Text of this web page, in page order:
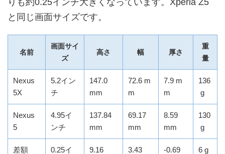
と同じ画面サイズです。
名前
画面サイ
ズ
高さ 幅 厚さ
重
量
Nexus
5X
5.2イン
チ
147.0
mm
72.6 m
m
7.9 m
m
136
g
Nexus
5
4.95イ
ンチ
137.84
mm
69.17
mm
8.59
mm
130
g
差額
0.25イ
9.16
3.43
-0.69
6 g